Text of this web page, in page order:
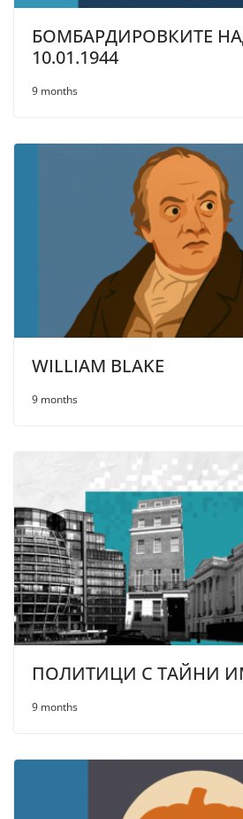
БОМБАРДИРОВКИТЕ
10.01.1944
9 months
WILLIAM BLAKE
9 months
ПОЛИТИЦИ С ТАЙНИ
9 months